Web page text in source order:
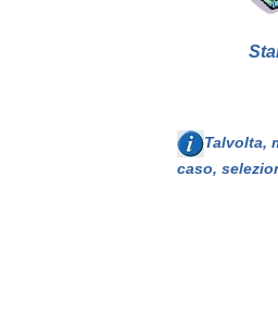
Talvolta,
caso,